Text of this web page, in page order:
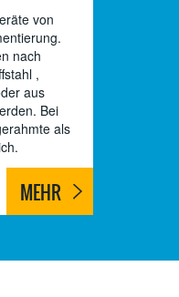
von
nach
,
aus
Bei
als
MEHR